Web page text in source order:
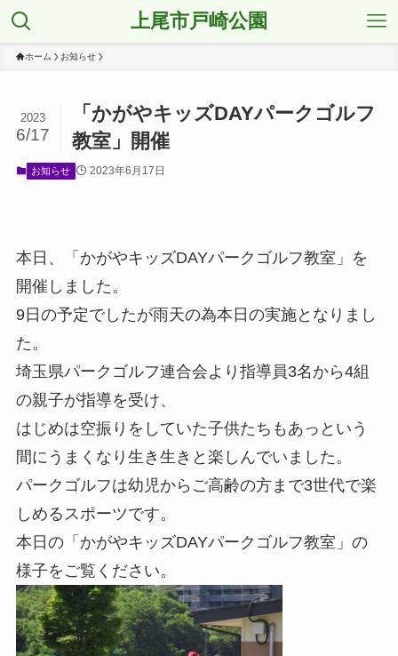
上尾市戸崎公園
ホーム お知らせ
「かがやキッズDAYパークゴルフ
教室」開催
2023
6/17
お知らせ 2023年6月17日
本日、「かがやキッズDAYパークゴルフ教室」を
開催しました。
9日の予定でしたが雨天の為本日の実施となりまし
た。
埼玉県パークゴルフ連合会より指導員3名から4組
の親子が指導を受け、
はじめは空振りをしていた子供たちもあっという
間にうまくなり生き生きと楽しんでいました。
パークゴルフは幼児からご高齢の方まで3世代で楽
しめるスポーツです。
本日の「かがやキッズDAYパークゴルフ教室」の
様子をご覧ください。